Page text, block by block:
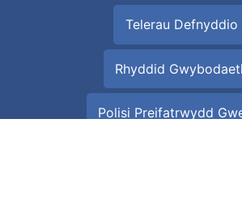
Telerau Defnyddio
Rhyddid
Polisi Preifatrwydd